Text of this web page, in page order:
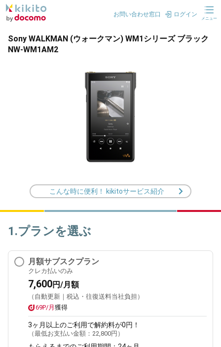
お問い合わせ窓口 ログイン
メニュー
Sony WALKMAN (ウォークマン) WM1シリーズ ブラック
NW-WM1AM2
こんな時に便利！ kikitoサービス紹介
1.プランを選ぶ
月額サブスクプラン
クレカ払いのみ
7,600円/月額
（自動更新｜税込・往復送料当社負担）
69P/月 獲得
3ヶ月 以上のご利用で解約料が0円！
（最低お支払い金額： 22,800円 ）